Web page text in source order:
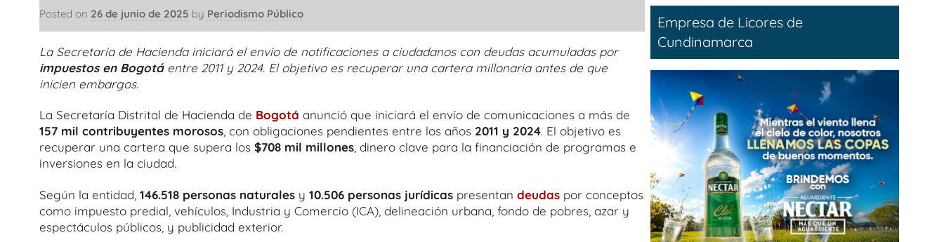
Posted on 26 de junio de 2025 by Periodismo Público
La Secretaría de Hacienda iniciará el envío de notificaciones a ciudadanos con deudas acumuladas por
impuestos en Bogotá entre 2011 y 2024. El objetivo es recuperar una cartera millonaria antes de que
inicien embargos.
La Secretaría Distrital de Hacienda de Bogotá anunció que iniciará el envío de comunicaciones a más de
157 mil contribuyentes morosos, con obligaciones pendientes entre los años 2011 y 2024. El objetivo es
recuperar una cartera que supera los $708 mil millones, dinero clave para la financiación de programas e
inversiones en la ciudad.
Según la entidad, 146.518 personas naturales y 10.506 personas jurídicas presentan deudas por conceptos
como impuesto predial, vehículos, Industria y Comercio (ICA), delineación urbana, fondo de pobres, azar y
espectáculos públicos, y publicidad exterior.
Empresa de Licores de
Cundinamarca